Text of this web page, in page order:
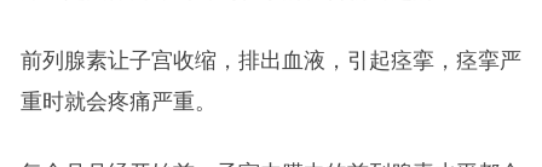
前列腺素让子宫收缩，排出血液，引起痉挛，痉挛严
重时就会疼痛严重。